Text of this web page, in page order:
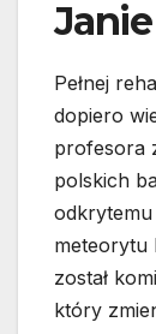
Pełnej
dopiero
profesora
polskich
odkrytemu
meteorytu
został
który